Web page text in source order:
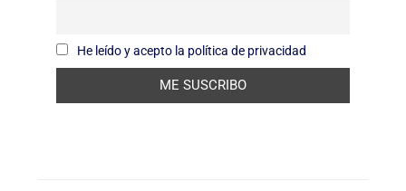
He leído y acepto la política de privacidad